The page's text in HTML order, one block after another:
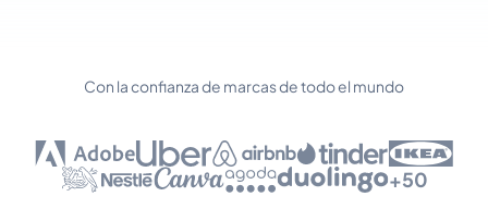
Con la confianza de marcas de todo el mundo
+50